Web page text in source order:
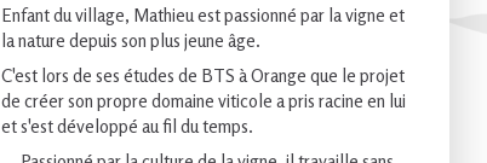
Enfant du village, Mathieu est passionné par la vigne et
la nature depuis son plus jeune âge.
C'est lors de ses études de BTS à Orange que le projet
de créer son propre domaine viticole a pris racine en lui
et s'est développé au fil du temps.